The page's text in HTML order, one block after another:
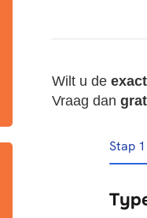
Wilt u de
Vraag dan